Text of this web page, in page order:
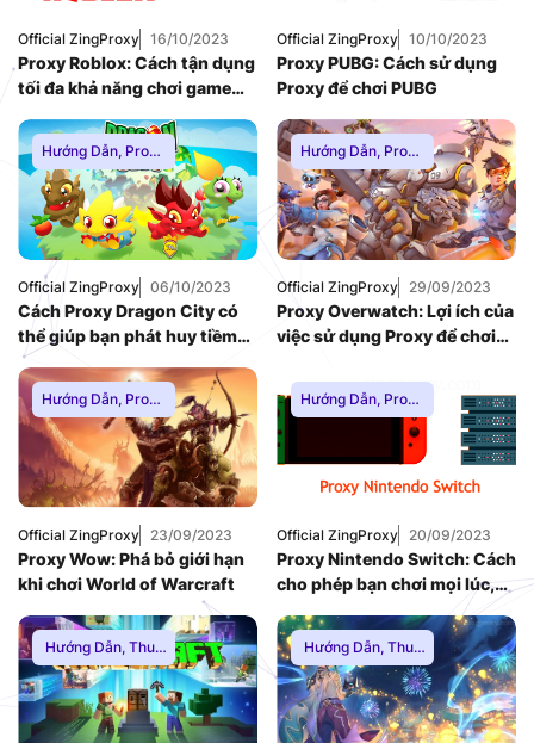
Thuê Proxy Việt
Nam
Uncategorized
Official ZingProxy 16/10/2023
Proxy Roblox: Cách tận dụng
tối đa khả năng chơi game
Thuê Proxy Việt
Nam
Uncategorized
Official ZingProxy 10/10/2023
Proxy PUBG: Cách sử dụng
Proxy để chơi PUBG
Hướng Dẫn, Proxy
Chơi Game,Proxy
Dân Cư,Proxy
SOCKS5,Thuê
Proxy Nước Ngoài,
Thuê Proxy US,
Thuê Proxy Việt
Nam,
Uncategorized
Official ZingProxy 06/10/2023
Cách Proxy Dragon City có
thể giúp bạn phát huy tiềm
năng chơi game của mình
Hướng Dẫn, Proxy
Chơi Game,Proxy
Dân Cư,Proxy
SOCKS5,Thuê
Proxy Nước Ngoài,
Thuê Proxy US,
Thuê Proxy Việt
Nam
Uncategorized
Official ZingProxy 29/09/2023
Proxy Overwatch: Lợi ích của
việc sử dụng Proxy để chơi
Hướng Dẫn, Proxy
Chơi Game,Proxy
Dân Cư
Proxy
SOCKS5, Thuê
Proxy Nước Ngoài,
Thuê Proxy US,
Thuê Proxy Việt
Nam
,
Uncategorized
Official ZingProxy 23/09/2023
Proxy Wow: Phá bỏ giới hạn
khi chơi World of Warcraft
Hướng Dẫn, Proxy
Chơi Game,Proxy
Proxy
SOCKS5,Thuê
Proxy Nước Ngoài,
Thuê Proxy Việt
Nam
Uncategorized
Official ZingProxy 20/09/2023
Proxy Nintendo Switch: Cách
cho phép bạn chơi mọi lúc,
Hướng Dẫn, Thuê
Proxy Nước Ngoài,
Thuê Proxy US,
Thuê Proxy Việt
Nam,
Hướng Dẫn, Thuê
Proxy Nước Ngoài,
Thuê Proxy US,
Thuê Proxy Việt
Nam,